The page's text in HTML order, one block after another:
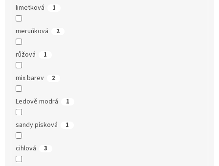
limetková 1
meruňková 2
růžová 1
mix barev 2
Ledově modrá 1
sandy písková 1
cihlová 3